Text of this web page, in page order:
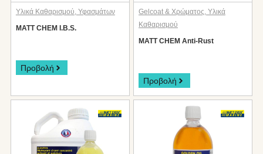
Υλικά Καθαρισμού, Υφασμάτων
MATT CHEM I.B.S.
Προβολή
Gelcoat & Χρώματος, Υλικά
Καθαρισμού
MATT CHEM Anti-Rust
Προβολή